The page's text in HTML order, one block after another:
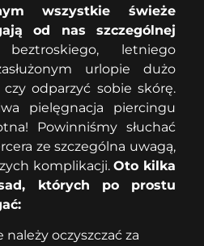
wszystkie świeże
od nas szczególnej
letniego
urlopie dużo
czy odparzyć sobie skórę.
pielęgnacja piercingu
Powinniśmy słuchać
ze szczególna uwagą,
komplikacji.Oto kilka
których po prostu
należy oczyszczać za